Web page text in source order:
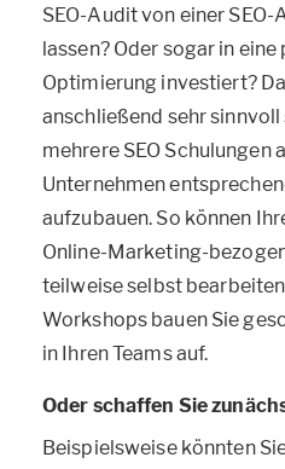
SEO-Audit von einer
lassen? Oder sogar in
Optimierung investiert?
anschließend sehr
mehrere SEO Schulungen
Unternehmen
aufzubauen. So können
Online-Marketing-
teilweise selbst
Workshops bauen Sie
in Ihren Teams auf.
Oder schaffen Sie
Beispielsweise könnten